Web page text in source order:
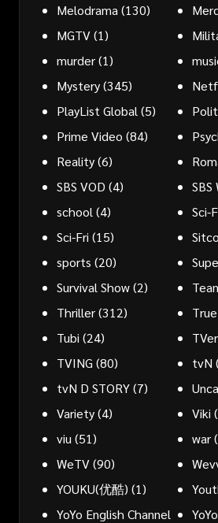
Melodrama (130)
MGTV(1)
murder(1)
Mystery(345)
PlayList Global (5)
Prime Video (84)
Reality(6)
SBS VOD (4) SBS
school (4) Sci-
Sci-Fri (15)
sports (20)
Survival Show(2)
Thriller(312)
Tubi (24) TVer
TVING (80) tvN
tvN D STORY(7)
Variety(4) Viki
viu (51) war
WeTV(90)
YOUKU(优酷) (1)
YoYo English Channel